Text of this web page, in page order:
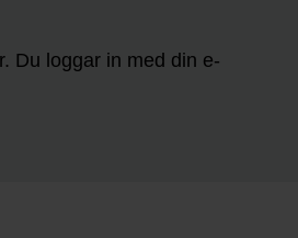
Du loggar in med din e-